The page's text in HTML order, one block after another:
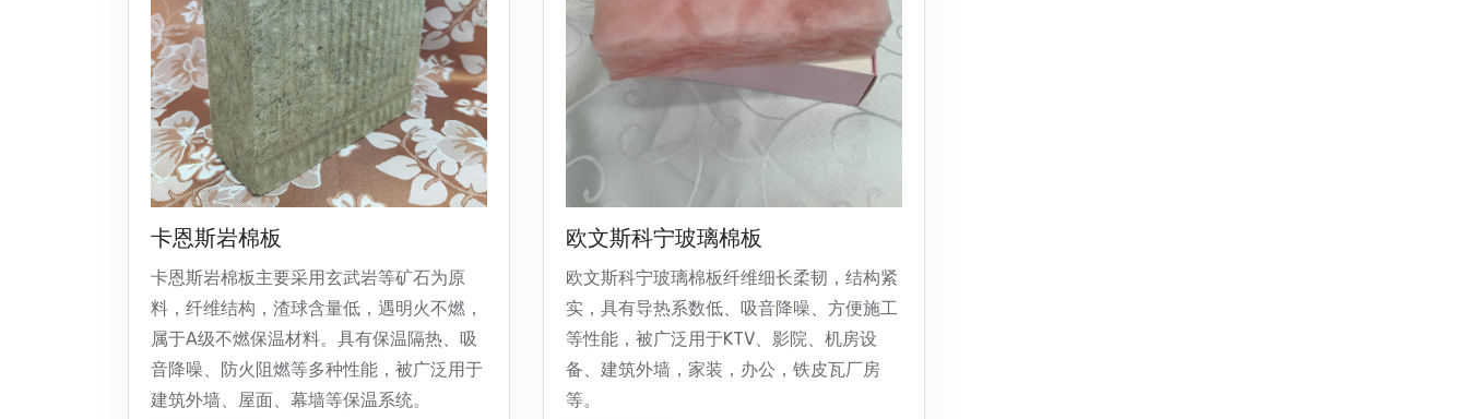
卡恩斯岩棉板
卡恩斯岩棉板主要采用玄武岩等矿石为原
料，纤维结构，渣球含量低，遇明火不燃，
属于A级不燃保温材料。具有保温隔热、吸
音降噪、防火阻燃等多种性能，被广泛用于
建筑外墙、屋面、幕墙等保温系统。
欧文斯科宁玻璃棉板
欧文斯科宁玻璃棉板纤维细长柔韧，结构紧
实，具有导热系数低、吸音降噪、方便施工
等性能，被广泛用于KTV、影院、机房设
备、建筑外墙，家装，办公，铁皮瓦厂房
等。